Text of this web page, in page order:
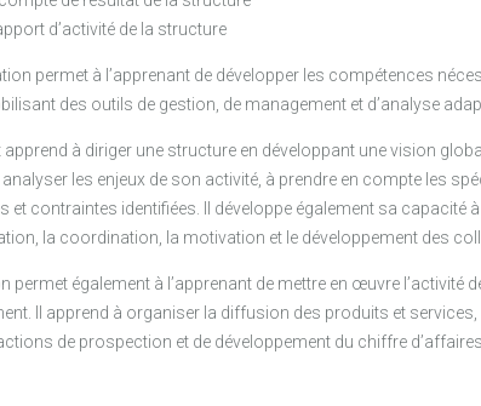
d’activité de la structure
permet à l’apprenant de développer les compétences
des outils de gestion, de management et d’analyse
apprend à diriger une structure en développant une vision
les enjeux de son activité, à prendre en compte les
et contraintes identifiées. Il développe également sa capacité
la coordination, la motivation et le développement des
permet également à l’apprenant de mettre en œuvre
Il apprend à organiser la diffusion des produits et
de prospection et de développement du chiffre